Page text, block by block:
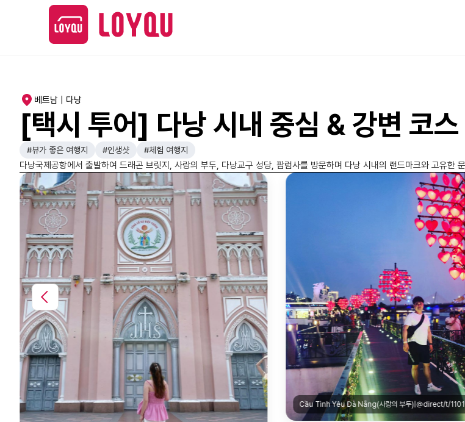
베트남 | 다낭
[택시 투어] 다낭 시내 중심 & 강변 코스
#뷰가 좋은 여행지 #인생샷 #체험 여행지
다낭국제공항에서 출발하여 드래곤 브릿지, 사랑의 부두, 다낭교구 성당, 팝럼사를 방문하며 다낭 시내의 랜드마크와 고유한
Cầu Tình Yêu Đà Nẵng(사랑의 부두)|@direct/t/110192730522571 Dragon Bridge(Dragon Bridge)|@p/